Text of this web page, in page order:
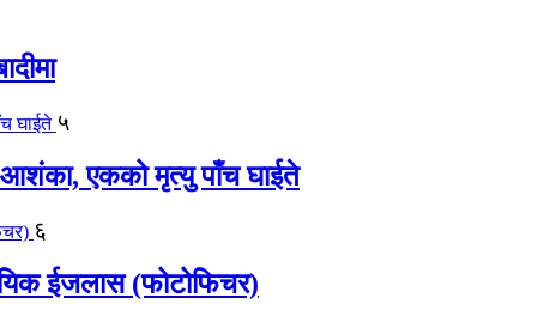
५
आशंका, एकको मृत्यु पाँच घाईते
६
ईजलास (फोटोफिचर)